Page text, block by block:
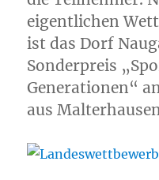
eigentlichen
ist das Dorf
Sonderpreis
Generationen“
aus